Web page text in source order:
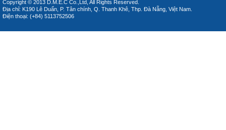
Copyright © 2013 D.M.E.C Co.,Ltd, All Rights Reserved.
Địa chỉ: K190 Lê Duẩn, P. Tân chính, Q. Thanh Khê, Thp. Đà Nẵng, Việt Nam.
Điện thoại: (+84) 5113752506